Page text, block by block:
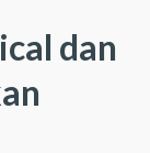
dan